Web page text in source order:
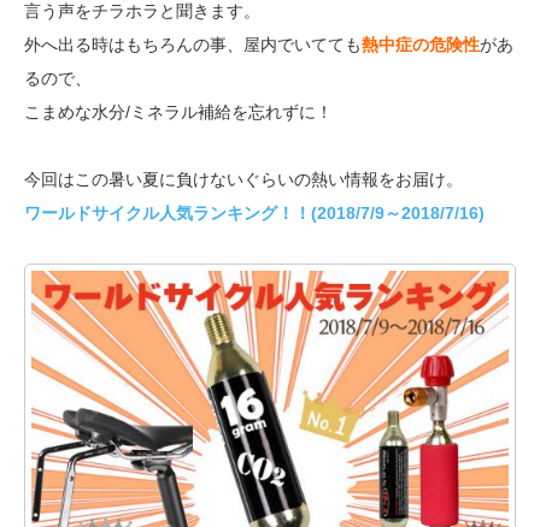
言う声をチラホラと聞きます。
外へ出る時はもちろんの事、屋内でいてても熱中症の危険性があ
るので、
こまめな水分/ミネラル補給を忘れずに！
今回はこの暑い夏に負けないぐらいの熱い情報をお届け。
ワールドサイクル人気ランキング！！(2018/7/9～2018/7/16)